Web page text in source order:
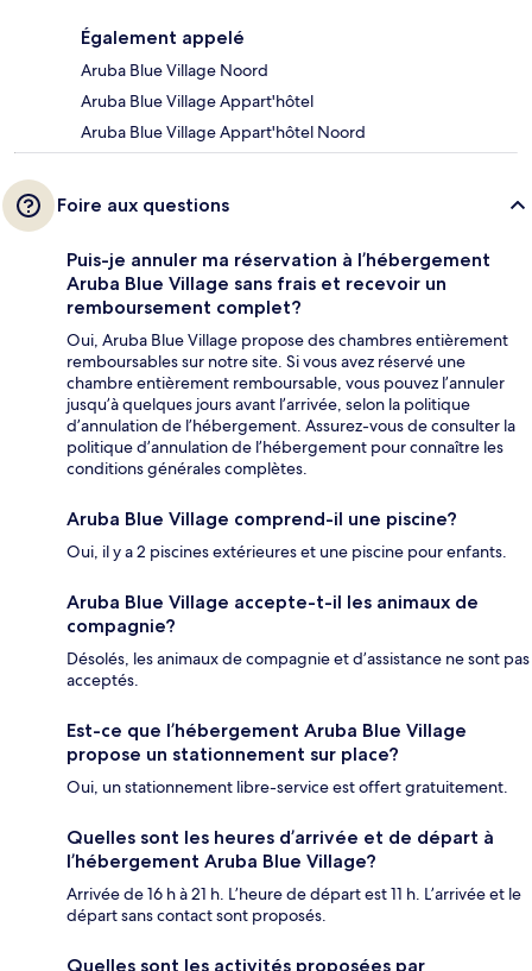
Également appelé
Aruba Blue Village Noord
Aruba Blue Village Appart'hôtel
Aruba Blue Village Appart'hôtel Noord
Foire aux questions
Puis-je annuler ma réservation à l’hébergement
Aruba Blue Village sans frais et recevoir un
remboursement complet?
Oui, Aruba Blue Village propose des chambres entièrement
remboursables sur notre site. Si vous avez réservé une
chambre entièrement remboursable, vous pouvez l’annuler
jusqu’à quelques jours avant l’arrivée, selon la politique
d’annulation de l’hébergement. Assurez-vous de consulter la
politique d’annulation de l’hébergement pour connaître les
conditions générales complètes.
Aruba Blue Village comprend-il une piscine?
Oui, il y a 2 piscines extérieures et une piscine pour enfants.
Aruba Blue Village accepte-t-il les animaux de
compagnie?
Désolés, les animaux de compagnie et d’assistance ne sont pas
acceptés.
Est-ce que l’hébergement Aruba Blue Village
propose un stationnement sur place?
Oui, un stationnement libre-service est offert gratuitement.
Quelles sont les heures d’arrivée et de départ à
l’hébergement Aruba Blue Village?
Arrivée de 16 h à 21 h. L’heure de départ est 11 h. L’arrivée et le
départ sans contact sont proposés.
Quelles sont les activités proposées par